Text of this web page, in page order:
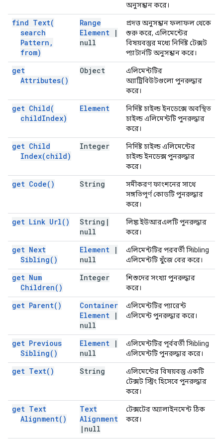
অনুসন্ধান করে।
find Text(
search
Pattern ,
from)
Range
Element
|
null
প্রদত্ত অনুসন্ধান ফলাফল থেকে
শুরু করে, এলিমেন্টের
বিষয়বস্তুর মধ্যে নির্দিষ্ট টেক্সট
প্যাটার্নটি অনুসন্ধান করে।
get
Attributes( )
Object
এলিমেন্টটির
অ্যাট্রিবিউটগুলো পুনরুদ্ধার
করে।
get Child(
childIndex)
Element
নির্দিষ্ট চাইল্ড ইনডেক্সে অবস্থিত
চাইল্ড এলিমেন্টটি পুনরুদ্ধার
করে।
get Child
Index(child)
Integer
নির্দিষ্ট চাইল্ড এলিমেন্টের
চাইল্ড ইনডেক্স পুনরুদ্ধার
করে।
get Code( ) String
সমীকরণ ফাংশনের সাথে
সঙ্গতিপূর্ণ কোডটি পুনরুদ্ধার
করে।
get Link Url( ) String |
null
লিঙ্ক ইউআরএলটি পুনরুদ্ধার
করে।
get Next
Sibling( )
Element
|
null
এলিমেন্টটির পরবর্তী সিibling
এলিমেন্টটি খুঁজে বের করে।
get Num
Children( )
Integer
শিশুদের সংখ্যা পুনরুদ্ধার
করে।
get Parent( )
Container
Element
|
null
এলিমেন্টটির প্যারেন্ট
এলিমেন্ট পুনরুদ্ধার করে।
get Previous
Sibling( )
Element
|
null
এলিমেন্টটির পূর্ববর্তী সিibling
এলিমেন্টটি পুনরুদ্ধার করে।
get Text( ) String
এলিমেন্টের বিষয়বস্তু একটি
টেক্সট স্ট্রিং হিসেবে পুনরুদ্ধার
করে।
get Text
Alignment( )
Text
Alignment
| null
টেক্সটের অ্যালাইনমেন্ট ঠিক
করে।